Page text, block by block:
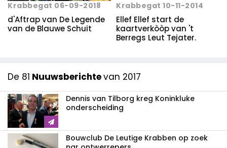
Krabbegat 06-09-2018
d'Aftrap van De Legende
van de Blauwe Schuit
Krabbegat 10-11-2014
Ellef Ellef start de
kaartverkòòp van 't
Berregs Leut Tejater.
De 81 Nuuwsberichtevan 2017
Dennis van Tilborg kreg Koninkluke
onderscheiding
Bouwclub De Leutige Krabben op zoek